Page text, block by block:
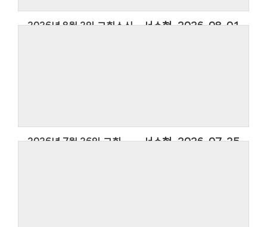
2026년 8월 2일 교회소식 2026-08-01
서수현
2026년 7월 26일 교회소식 2026-07-25
서수현